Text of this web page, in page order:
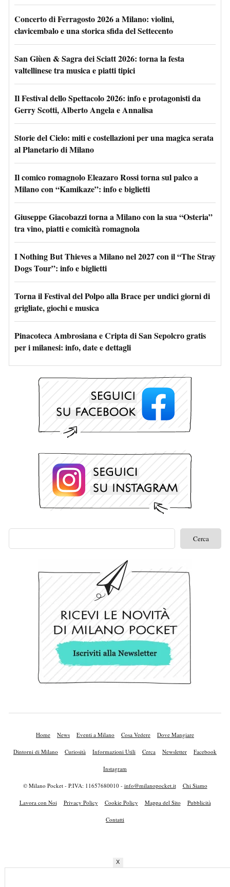
Concerto di Ferragosto 2026 a Milano: violini,
clavicembalo e una storica sfida del Settecento
San Giùen & Sagra dei Sciatt 2026: torna la festa
valtellinese tra musica e piatti tipici
Il Festival dello Spettacolo 2026: info e protagonisti da
Gerry Scotti, Alberto Angela e Annalisa
Storie del Cielo: miti e costellazioni per una magica serata
al Planetario di Milano
Il comico romagnolo Eleazaro Rossi torna sul palco a
Milano con “Kamikaze”: info e biglietti
Giuseppe Giacobazzi torna a Milano con la sua “Osteria”
tra vino, piatti e comicità romagnola
I Nothing But Thieves a Milano nel 2027 con il “The Stray
Dogs Tour”: info e biglietti
Torna il Festival del Polpo alla Brace per undici giorni di
grigliate, giochi e musica
Pinacoteca Ambrosiana e Cripta di San Sepolcro gratis
per i milanesi: info, date e dettagli
Home News Eventi a Milano Cosa Vedere Dove Mangiare
Dintorni di Milano Curiosità Informazioni Utili Cerca Newsletter Facebook
Instagram
© Milano Pocket - P.IVA: 11657680010 - info@milanopocket.it Chi Siamo
Lavora con Noi Privacy Policy Cookie Policy Mappa del Sito Pubblicità
Contatti
X